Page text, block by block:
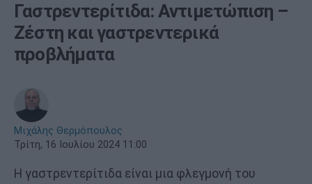
Γαστρεντερίτιδα: Αντιμετώπιση –
Ζέστη και γαστρεντερικά
προβλήματα
Μιχάλης Θερμόπουλος
Τρίτη, 16 Ιουλίου 2024 11:00
Η γαστρεντερίτιδα είναι μια φλεγμονή του